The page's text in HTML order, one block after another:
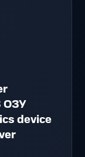
ОЗУ
device